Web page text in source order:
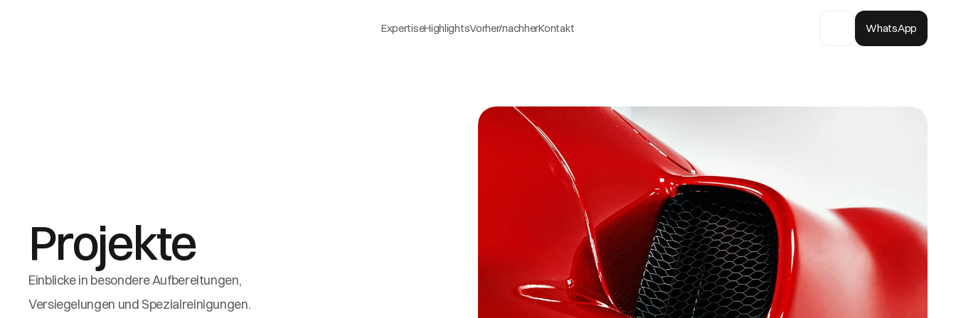
ExpertiseHighlightsVorher/nachherKontakt WhatsApp
Projekte
Einblicke in besondere Aufbereitungen,
Versiegelungen und Spezialreinigungen.